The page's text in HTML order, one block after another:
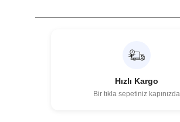
Hızlı Kargo
Bir tıkla sepetiniz kapınızda